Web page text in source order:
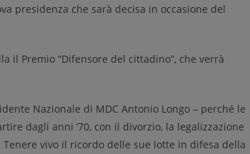
presidenza che sarà decisa in occasione del
il Premio “Difensore del cittadino”, che verrà
Nazionale di MDC Antonio Longo – perché le
dagli anni ’70, con il divorzio, la legalizzazione
Tenere vivo il ricordo delle sue lotte in difesa della